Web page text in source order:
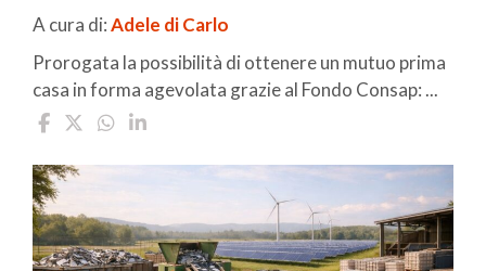
A cura di:Adele di Carlo
Prorogata la possibilità di ottenere un mutuo prima
casa in forma agevolata grazie al Fondo Consap: ...